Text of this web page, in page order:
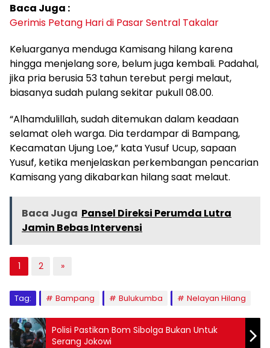
Baca Juga :
Gerimis Petang Hari di Pasar Sentral Takalar
Keluarganya menduga Kamisang hilang karena
hingga menjelang sore, belum juga kembali. Padahal,
jika pria berusia 53 tahun terebut pergi melaut,
biasanya sudah pulang sekitar pukull 08.00.
“Alhamdulillah, sudah ditemukan dalam keadaan
selamat oleh warga. Dia terdampar di Bampang,
Kecamatan Ujung Loe,” kata Yusuf Ucup, sapaan
Yusuf, ketika menjelaskan perkembangan pencarian
Kamisang yang dikabarkan hilang saat melaut.
Baca Juga Pansel Direksi Perumda Lutra
Jamin Bebas Intervensi
1 2 »
Tag: Bampang Bulukumba Nelayan Hilang
Polisi Pastikan Bom Sibolga Bukan Untuk
Serang Jokowi